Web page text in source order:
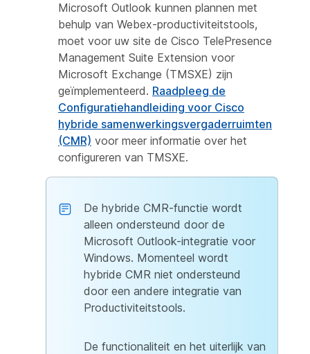
Microsoft Outlook kunnen plannen met
behulp van Webex-productiviteitstools,
moet voor uw site de Cisco TelePresence
Management Suite Extension voor
Microsoft Exchange (TMSXE) zijn
geïmplementeerd. Raadpleeg de
Configuratiehandleiding voor Cisco
hybride samenwerkingsvergaderruimten
(CMR) voor meer informatie over het
configureren van TMSXE.
De hybride CMR-functie wordt
alleen ondersteund door de
Microsoft Outlook-integratie voor
Windows. Momenteel wordt
hybride CMR niet ondersteund
door een andere integratie van
Productiviteitstools.
De functionaliteit en het uiterlijk van